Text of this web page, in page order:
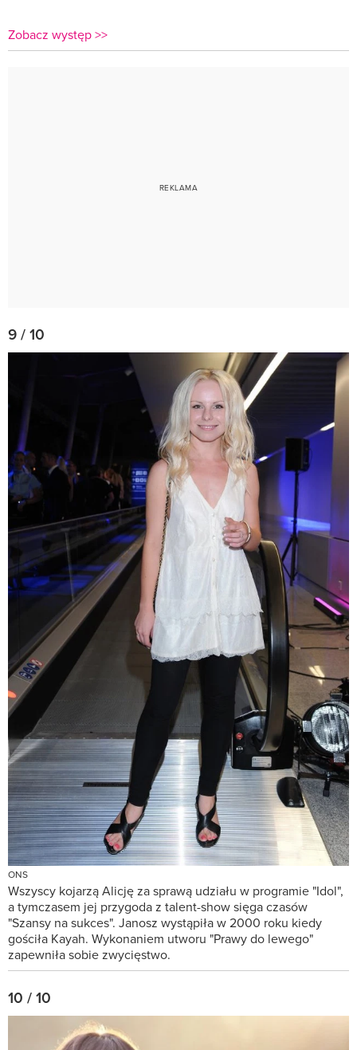
Zobacz występ >>
9 / 10
ONS
Wszyscy kojarzą Alicję za sprawą udziału w programie "Idol",
a tymczasem jej przygoda z talent-show sięga czasów
"Szansy na sukces". Janosz wystąpiła w 2000 roku kiedy
gościła Kayah. Wykonaniem utworu "Prawy do lewego"
zapewniła sobie zwycięstwo.
10 / 10